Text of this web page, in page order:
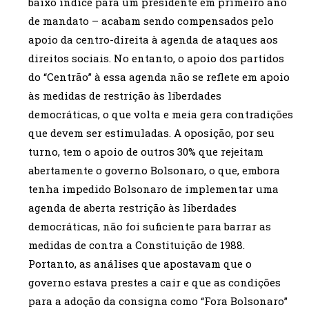
de mandato – acabam sendo compensados pelo
apoio da centro-direita à agenda de ataques aos
direitos sociais. No entanto, o apoio dos partidos
do “Centrão” à essa agenda não se reflete em apoio
às medidas de restrição às liberdades
democráticas, o que volta e meia gera contradições
que devem ser estimuladas. A oposição, por seu
turno, tem o apoio de outros 30% que rejeitam
abertamente o governo Bolsonaro, o que, embora
tenha impedido Bolsonaro de implementar uma
agenda de aberta restrição às liberdades
democráticas, não foi suficiente para barrar as
medidas de contra a Constituição de 1988.
Portanto, as análises que apostavam que o
governo estava prestes a cair e que as condições
para a adoção da consigna como “Fora Bolsonaro”